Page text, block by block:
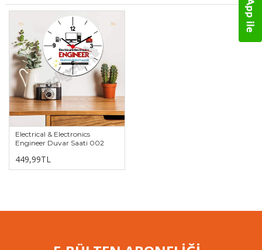
Electrical & Electronics
Engineer Duvar Saati 002
449,99TL